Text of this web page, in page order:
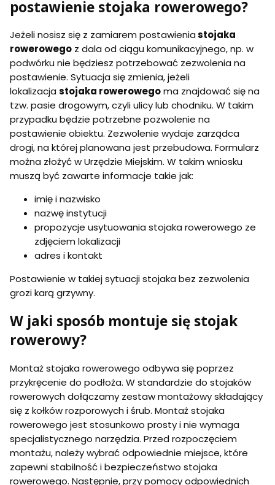
postawienie stojaka rowerowego?
Jeżeli nosisz się z zamiarem postawieniastojaka
rowerowego z dala od ciągu komunikacyjnego, np. w
podwórku nie będziesz potrzebować zezwolenia na
postawienie. Sytuacja się zmienia, jeżeli
lokalizacja stojaka rowerowegoma znajdować się na
tzw. pasie drogowym, czyli ulicy lub chodniku. W takim
przypadku będzie potrzebne pozwolenie na
postawienie obiektu. Zezwolenie wydaje zarządca
drogi, na której planowana jest przebudowa. Formularz
można złożyć w Urzędzie Miejskim. W takim wniosku
muszą być zawarte informacje takie jak:
imię i nazwisko
nazwę instytucji
propozycje usytuowania stojaka rowerowego ze
zdjęciem lokalizacji
adres i kontakt
Postawienie w takiej sytuacji stojaka bez zezwolenia
grozi karą grzywny.
W jaki sposób montuje się stojak
rowerowy?
Montaż stojaka rowerowego odbywa się poprzez
przykręcenie do podłoża. W standardzie do stojaków
rowerowych dołączamy zestaw montażowy składający
się z kołków rozporowych i śrub. Montaż stojaka
rowerowego jest stosunkowo prosty i nie wymaga
specjalistycznego narzędzia. Przed rozpoczęciem
montażu, należy wybrać odpowiednie miejsce, które
zapewni stabilność i bezpieczeństwo stojaka
rowerowego. Następnie, przy pomocy odpowiednich